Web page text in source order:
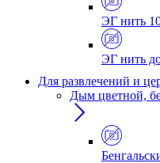
ЭГ нить
ЭГ нить
Для развлечений и
Дым цветной,